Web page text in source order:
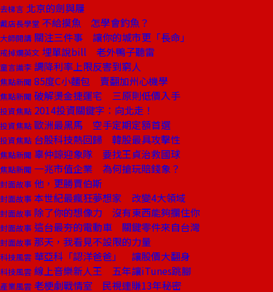
去梯言 北京的劍與屨
戴店長學堂 不給摸魚 怎學會釣魚？
大師開講 關注三件事 讓你的城市更「長命」
戒掉爛英文 埋單說bill 老外鴨子聽雷
童言識李 調降利率上限反害到窮人
焦點新聞 85度C小麵包 賣翻加州心機學
焦點新聞 破解燙金捷運宅 三原則低價入手
投資焦點 2014投資關鍵字：向北走！
投資焦點 歐洲最黑馬 空手定期定額首選
投資焦點 台股科技熱回歸 韓股最具攻擊性
焦點新聞 辜仲諒迎象隊 要找王貞治救國球
焦點新聞 一兆市值企業 為何搶玩賠錢象？
封面故事 他，更勝賈伯斯
封面故事 本世紀最瘋狂夢想家 改變4大領域
封面故事 除了你的想像力 沒有東西能夠攔住你
封面故事 這台最夯的電動車 關鍵零件來自台灣
封面故事 那天，我看見不設限的力量
科技風雲 華亞科「認洋爸爸」 讓股價大翻身
科技風雲 線上音樂新人王 五年讓iTunes跳腳
產業風雲 老梗劇戰情室 民視連賺13年秘密